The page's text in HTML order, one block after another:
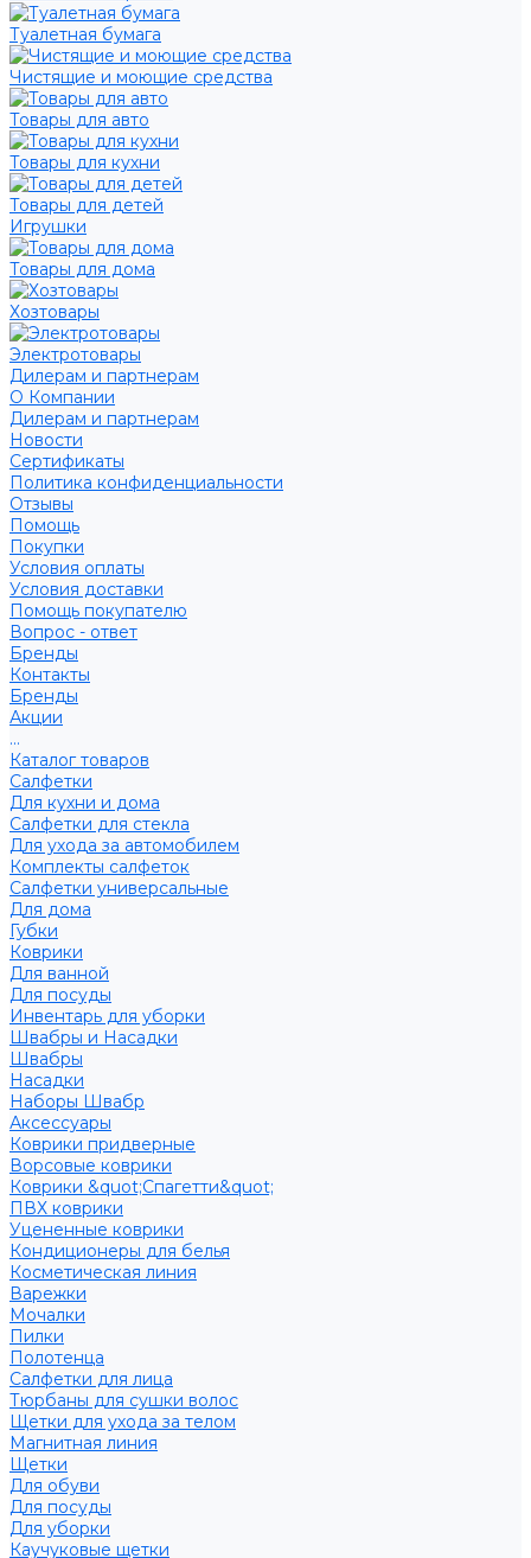
Туалетная бумага
Чистящие и моющие средства
Товары для авто
Товары для кухни
Товары для детей
Игрушки
Товары для дома
Хозтовары
Электротовары
Дилерам и партнерам
О Компании
Дилерам и партнерам
Новости
Сертификаты
Политика конфиденциальности
Отзывы
Помощь
Покупки
Условия оплаты
Условия доставки
Помощь покупателю
Вопрос - ответ
Бренды
Контакты
Бренды
Акции
...
Каталог товаров
Салфетки
Для кухни и дома
Салфетки для стекла
Для ухода за автомобилем
Комплекты салфеток
Салфетки универсальные
Для дома
Губки
Коврики
Для ванной
Для посуды
Инвентарь для уборки
Швабры и Насадки
Швабры
Насадки
Наборы Швабр
Аксессуары
Коврики придверные
Ворсовые коврики
Коврики &quot;Спагетти&quot;
ПВХ коврики
Уцененные коврики
Кондиционеры для белья
Косметическая линия
Варежки
Мочалки
Пилки
Полотенца
Салфетки для лица
Тюрбаны для сушки волос
Щетки для ухода за телом
Магнитная линия
Щетки
Для обуви
Для посуды
Для уборки
Каучуковые щетки